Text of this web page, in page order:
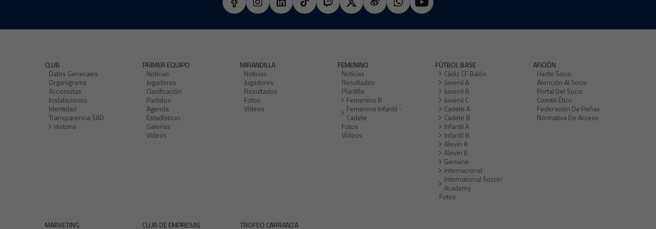
CLUB
Datos Generales
Organigrama
Accionistas
Instalaciones
Identidad
Transparencia SAD
Historia
PRIMER EQUIPO
Noticias
Jugadores
Clasificación
Partidos
Agenda
Estadísticas
Galerías
Vídeos
MIRANDILLA
Noticias
Jugadores
Resultados
Fotos
Vídeos
FEMENINO
Noticias
Resultados
Plantilla
Femenino B
Femenino Infantil -
Cadete
Fotos
Vídeos
FÚTBOL BASE
Cádiz CF Balón
Juvenil A
Juvenil B
Juvenil C
Cadete A
Cadete B
Infantil A
Infantil B
Alevín A
Alevín B
Genuine
Internacional
International Soccer
Academy
Fotos
AFICIÓN
Hazte Socio
Atención Al Socio
Portal Del Socio
Comité Ético
Federación De Peñas
Normativa De Acceso
MARKETING
CLUB DE EMPRESAS
TROFEO CARRANZA